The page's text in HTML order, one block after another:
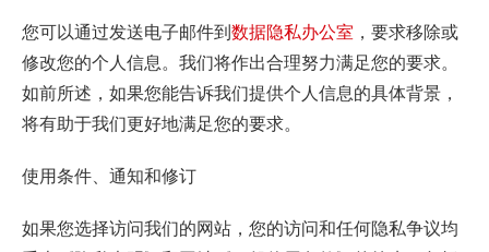
您可以通过发送电子邮件到数据隐私办公室 ，要求移除或
修改您的个人信息。我们将作出合理努力满足您的要求。
如前所述，如果您能告诉我们提供个人信息的具体背景，
将有助于我们更好地满足您的要求。
使用条件、通知和修订
如果您选择访问我们的网站，您的访问和任何隐私争议均